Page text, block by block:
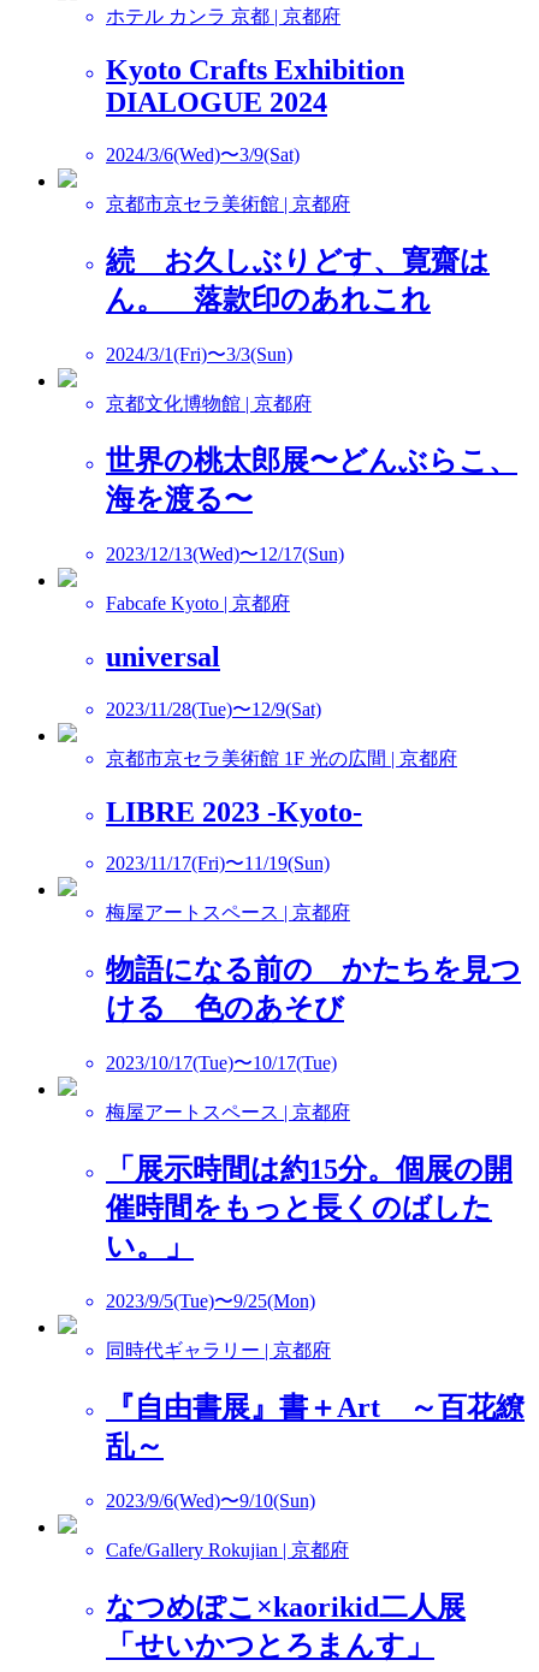
ホテル カンラ 京都 | 京都府
Kyoto Crafts Exhibition
DIALOGUE 2024
2024/3/6(Wed)〜3/9(Sat)
京都市京セラ美術館 | 京都府
続 お久しぶりどす、寛齋は
ん。 落款印のあれこれ
2024/3/1(Fri)〜3/3(Sun)
京都文化博物館 | 京都府
世界の桃太郎展〜どんぶらこ、
海を渡る〜
2023/12/13(Wed)〜12/17(Sun)
Fabcafe Kyoto | 京都府
universal
2023/11/28(Tue)〜12/9(Sat)
京都市京セラ美術館 1F 光の広間 | 京都府
LIBRE 2023 -Kyoto-
2023/11/17(Fri)〜11/19(Sun)
梅屋アートスペース | 京都府
物語になる前の かたちを見つ
ける 色のあそび
2023/10/17(Tue)〜10/17(Tue)
梅屋アートスペース | 京都府
「展示時間は約15分。個展の開
催時間をもっと長くのばした
い。」
2023/9/5(Tue)〜9/25(Mon)
同時代ギャラリー | 京都府
『自由書展』書＋Art ～百花繚
乱～
2023/9/6(Wed)〜9/10(Sun)
Cafe/Gallery Rokujian | 京都府
なつめぽこ×kaorikid二人展
「せいかつとろまんす」